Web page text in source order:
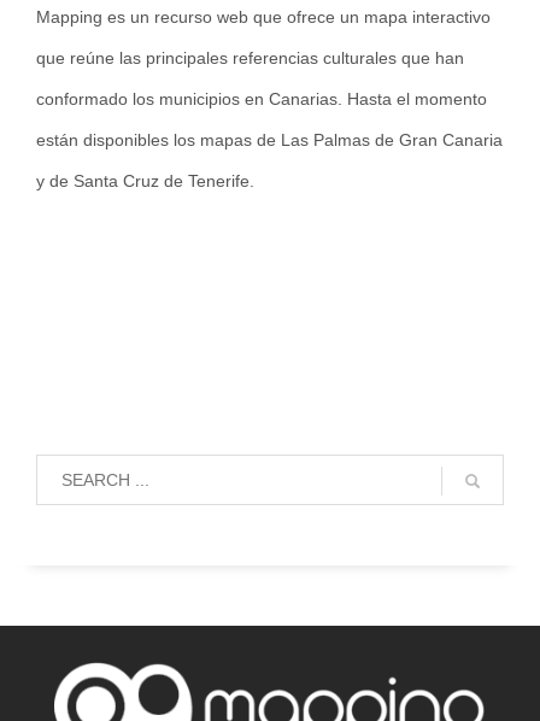
Mapping es un recurso web que ofrece un mapa interactivo
que reúne las principales referencias culturales que han
conformado los municipios en Canarias. Hasta el momento
están disponibles los mapas de Las Palmas de Gran Canaria
y de Santa Cruz de Tenerife.